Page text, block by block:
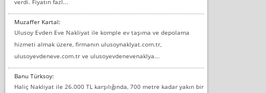
verdi. Fiyatın fazl...
Muzaffer Kartal:
Ulusoy Evden Eve Nakliyat ile komple ev taşıma ve depolama
hizmeti almak üzere, firmanın ulusoynaklyat.com.tr,
ulusoyevdeneve.com.tr ve ulusoyevdenevenaklya...
Banu Türksoy:
Haliç Nakliyat ile 26.000 TL karşılığında, 700 metre kadar yakın bir